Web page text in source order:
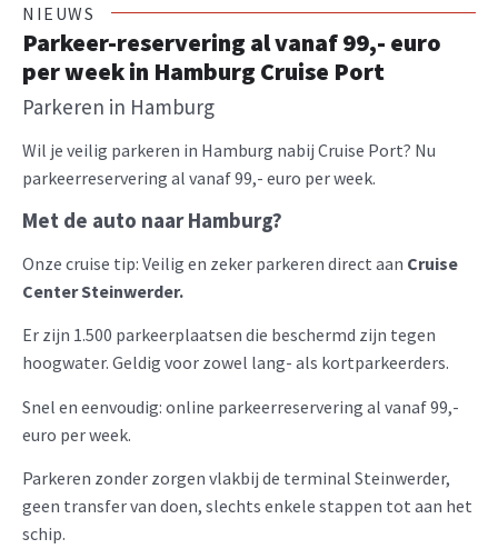
NIEUWS
Parkeer-reservering al vanaf 99,- euro
per week in Hamburg Cruise Port
Parkeren in Hamburg
Wil je veilig parkeren in Hamburg nabij Cruise Port? Nu
parkeerreservering al vanaf 99,- euro per week.
Met de auto naar Hamburg?
Onze cruise tip: Veilig en zeker parkeren direct aan Cruise
Center Steinwerder.
Er zijn 1.500 parkeerplaatsen die beschermd zijn tegen
hoogwater. Geldig voor zowel lang- als kortparkeerders.
Snel en eenvoudig: online parkeerreservering al vanaf 99,-
euro per week.
Parkeren zonder zorgen vlakbij de terminal Steinwerder,
geen transfer van doen, slechts enkele stappen tot aan het
schip.